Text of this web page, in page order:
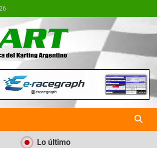
| La Revista
del Karting en
Lo último